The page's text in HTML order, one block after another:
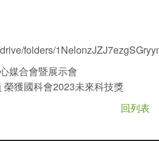
folders/
媒合會暨展示會
榮獲國科會2023未來科技獎
回列表